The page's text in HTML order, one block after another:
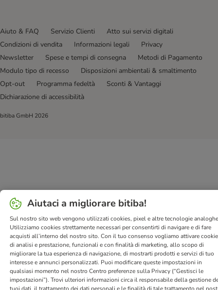
Aiuto & FAQ Servizio Clienti
Atto sui servizi digitali
Condizioni di vendita
Informazioni legali
Privacy
Newsletter
Spese e tempi di consegna
Metodi di Pagamento
Modulo tipo di recesso
Disposizioni ambientali & smaltimento
Opt-out
Programma fedeltà
Sconti & Vantaggi
Dichiarazione di accessibilità
bitiba GmbH 2026
Aiutaci a migliorare bitiba!
Sul nostro sito web vengono utilizzati cookies, pixel e altre tecnologie
Utilizziamo cookies strettamente necessari per consentirti di navigare e di fare
acquisti all’interno del nostro sito. Con il tuo consenso vogliamo attivare
di analisi e prestazione, funzionali e con finalità di marketing, allo scopo di
migliorare la tua esperienza di navigazione, di mostrarti prodotti e servizi di tuo
interesse e annunci personalizzati. Puoi modificare queste impostazioni in
qualsiasi momento nel nostro Centro preferenze sulla Privacy (“Gestisci le
impostazioni”). Trovi ulteriori informazioni circa il responsabile della gestione